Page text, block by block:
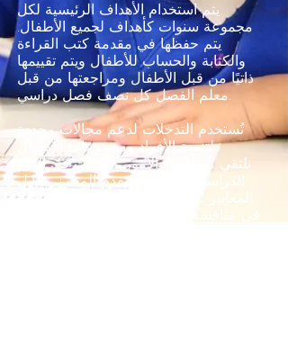
يتم استخدام الأهداف الرئيسية لكل
مجموعة سنوات كأهداف لجميع الأطفال.
يتم حفظها في مقدمة كتب القراءة
والكتابة والحساب للأطفال ويتم تقييمها
ذاتيًا من قبل الأطفال ومراجعتها من قبل
معلم الفصل كل نصف فصل دراسي.
تُستخدم التدخلات لدعم مجالات محددة
لتنمية الأفراد ومجموعات الأطفال.
نلتقي مع أولياء الأمور 3 مرات في العام
الدراسي لمناقشة التقدم المحرز مقابل
المعايير ؛ بابنا مفتوح دائمًا إذا كنت ترغب
في مناقشة التقدم الذي يحرزه طفلك في